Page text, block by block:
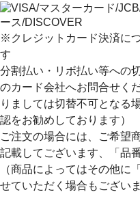
※クレジットカード決済に
す
分割払い・リボ払い等への
のカード会社へお問合せく
りましては切替不可となる
認をお勧めしております）
ご注文の場合には、ご希望
記載してございます、
「品
（商品によってはその他に
せていただく場合もございま